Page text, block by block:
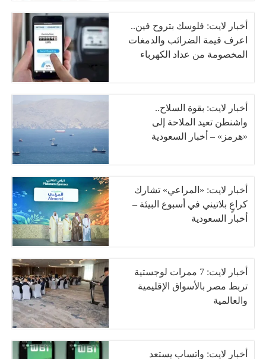
أخبار لايت: فلوسك بتروح فين..
اعرف قيمة الضرائب والدمغات
المخصومة من عداد الكهرباء
أخبار لايت: بقوة السلاح..
واشنطن تعيد الملاحة إلى
«هرمز» – أخبار السعودية
أخبار لايت: «المراعي» تشارك
كراعٍ بلاتيني في أسبوع البيئة –
أخبار السعودية
أخبار لايت: 7 ممرات لوجستية
تربط مصر بالأسواق الإقليمية
والعالمية
أخبار لايت: واتساب يستعد